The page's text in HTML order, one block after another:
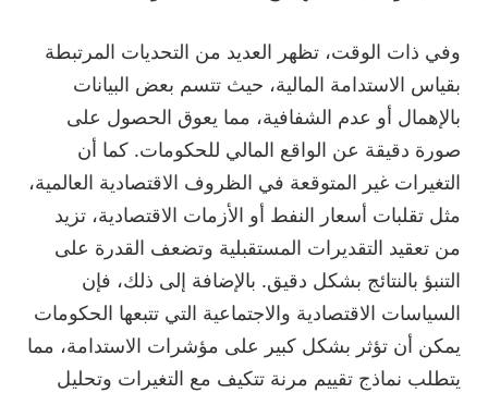
وفي ذات الوقت، تظهر العديد من التحديات المرتبطة
بقياس الاستدامة المالية، حيث تتسم بعض البيانات
بالإهمال أو عدم الشفافية، مما يعوق الحصول على
صورة دقيقة عن الواقع المالي للحكومات. كما أن
التغيرات غير المتوقعة في الظروف الاقتصادية العالمية،
مثل تقلبات أسعار النفط أو الأزمات الاقتصادية، تزيد
من تعقيد التقديرات المستقبلية وتضعف القدرة على
التنبؤ بالنتائج بشكل دقيق. بالإضافة إلى ذلك، فإن
السياسات الاقتصادية والاجتماعية التي تتبعها الحكومات
يمكن أن تؤثر بشكل كبير على مؤشرات الاستدامة، مما
يتطلب نماذج تقييم مرنة تتكيف مع التغيرات وتحليل